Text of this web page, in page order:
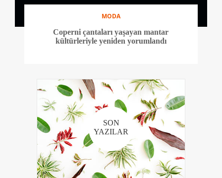
MODA
Coperni çantaları yaşayan mantar
kültürleriyle yeniden yorumlandı
SON
YAZILAR